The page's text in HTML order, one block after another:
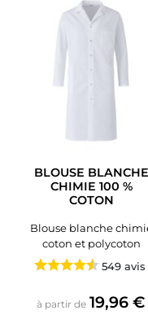
BLOUSE BLANCHE
CHIMIE 100 %
COTON
Blouse blanche
coton et polycoton
549 avis
à partir de Prix
19,96 €